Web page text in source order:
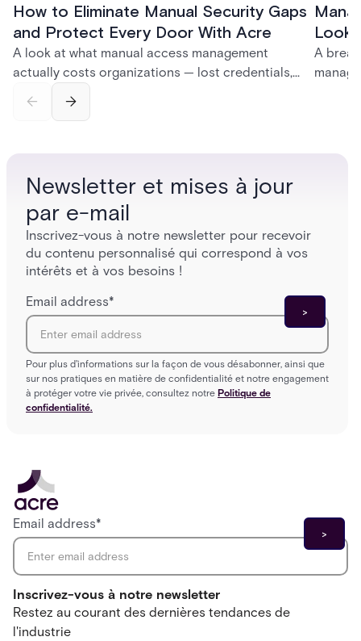
How to Eliminate Manual Security Gaps
and Protect Every Door With Acre
A look at what manual access management
actually costs organizations — lost credentials,
— and how Acre's automated access control
Look
A
Newsletter et mises à jour
par e-mail
Inscrivez-vous à notre newsletter pour recevoir
du contenu personnalisé qui correspond à vos
intérêts et à vos besoins !
Email address*
Pour plus d'informations sur la façon de vous désabonner, ainsi que
sur nos pratiques en matière de confidentialité et notre engagement
à protéger votre vie privée, consultez notre Politique de
confidentialité.
Inscrivez-vous à notre newsletter
Restez au courant des dernières tendances de
l'industrie
Email address*